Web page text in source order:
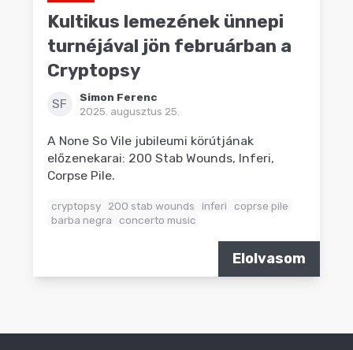
Kultikus lemezének ünnepi
turnéjával jön februárban a
Cryptopsy
SF
Simon Ferenc
2025. augusztus 25.
A None So Vile jubileumi körútjának
előzenekarai: 200 Stab Wounds, Inferi,
Corpse Pile.
cryptopsy 200 stab wounds inferi
coprse pile
barba negra
concerto music
Elolvasom